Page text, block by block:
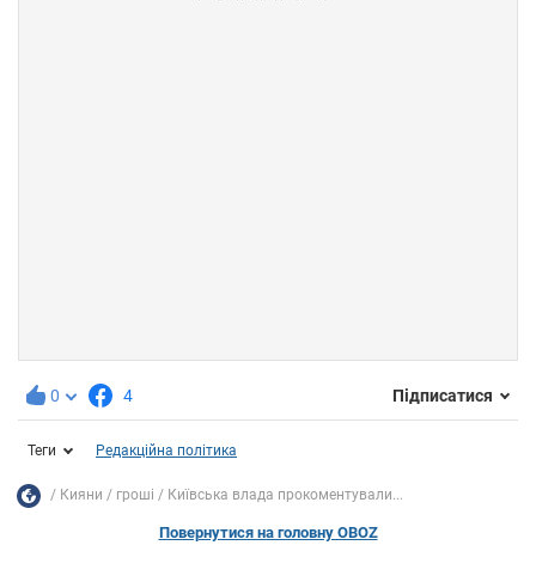
0 4 Підписатися
Теги Редакційна політика
Кияни гроші Київська влада прокоментували...
Повернутися на головну OBOZ